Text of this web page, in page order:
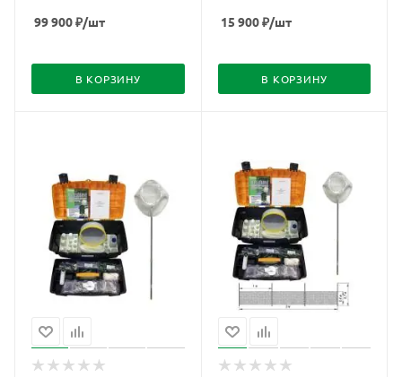
99 900₽/шт
В КОРЗИНУ
15 900₽/шт
В КОРЗИНУ